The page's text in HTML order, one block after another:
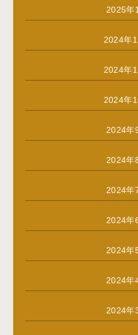
2025年
2024年
2024年
2024年
2024年
2024年
2024年
2024年
2024年
2024年
2024年